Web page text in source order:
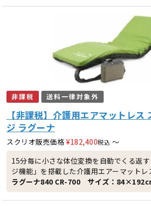
非課税 送料一律対象外
【非課税】介護用エアマットレス
ジ ラグーナ
スクリオ販売価格 ¥182,400税込 〜
15分毎に小さな体位変換を自動でくる返
ジ機能」を搭載した介護用エアーマットレ
ラグーナ840 CR-700 サイズ：